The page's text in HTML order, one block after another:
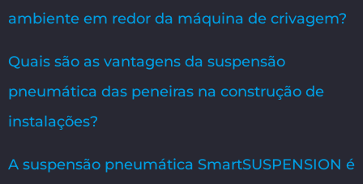
ambiente em redor da máquina de crivagem?
Quais são as vantagens da suspensão
pneumática das peneiras na construção de
instalações?
A suspensão pneumática SmartSUSPENSION é